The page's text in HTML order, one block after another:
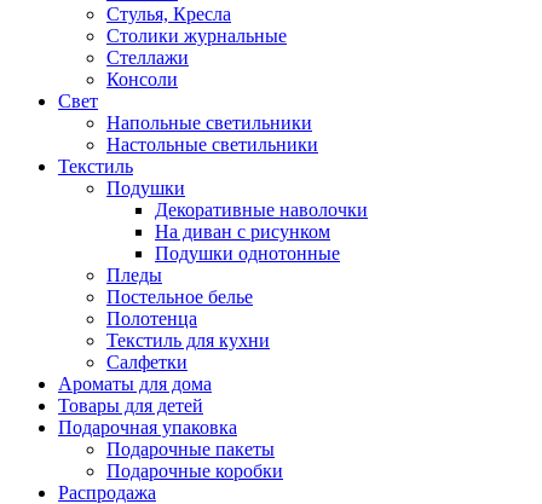
Стулья, Кресла
Столики журнальные
Стеллажи
Консоли
Свет
Напольные светильники
Настольные светильники
Текстиль
Подушки
Декоративные наволочки
На диван с рисунком
Подушки однотонные
Пледы
Постельное белье
Полотенца
Текстиль для кухни
Салфетки
Ароматы для дома
Товары для детей
Подарочная упаковка
Подарочные пакеты
Подарочные коробки
Распродажа